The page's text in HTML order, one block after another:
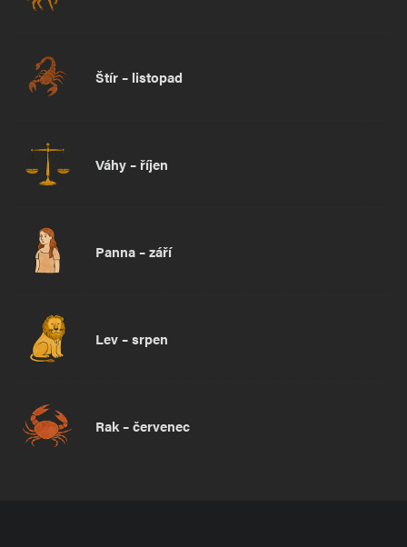
Štír – listopad
Váhy – říjen
Panna – září
Lev – srpen
Rak – červenec